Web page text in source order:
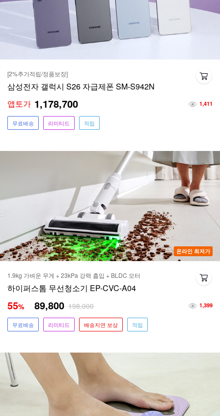
[2%추가적립/정품보장]
삼성전자 갤럭시 S26 자급제폰 SM-S942N
1,411
앱토가 1,178,700
무료배송 리미티드 적립
온라인 최저가
1.9kg 가벼운 무게 + 23kPa 강력 흡입 + BLDC 모터
하이퍼스톰 무선청소기 EP-CVC-A04
1,399
55% 89,800 198,000
무료배송 리미티드 배송지연 보상 적립